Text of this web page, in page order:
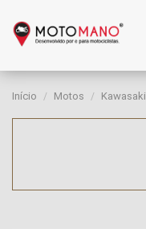
Início Motos Kawasaki